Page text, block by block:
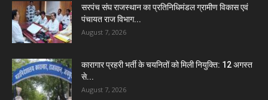
सरपंच संघ राजस्थान का प्रतिनिधिमंडल ग्रामीण विकास एवं
पंचायत राज विभाग...
August 7, 2026
कारागार प्रहरी भर्ती के चयनितों को मिली नियुक्ति: 12 अगस्त
से...
August 7, 2026